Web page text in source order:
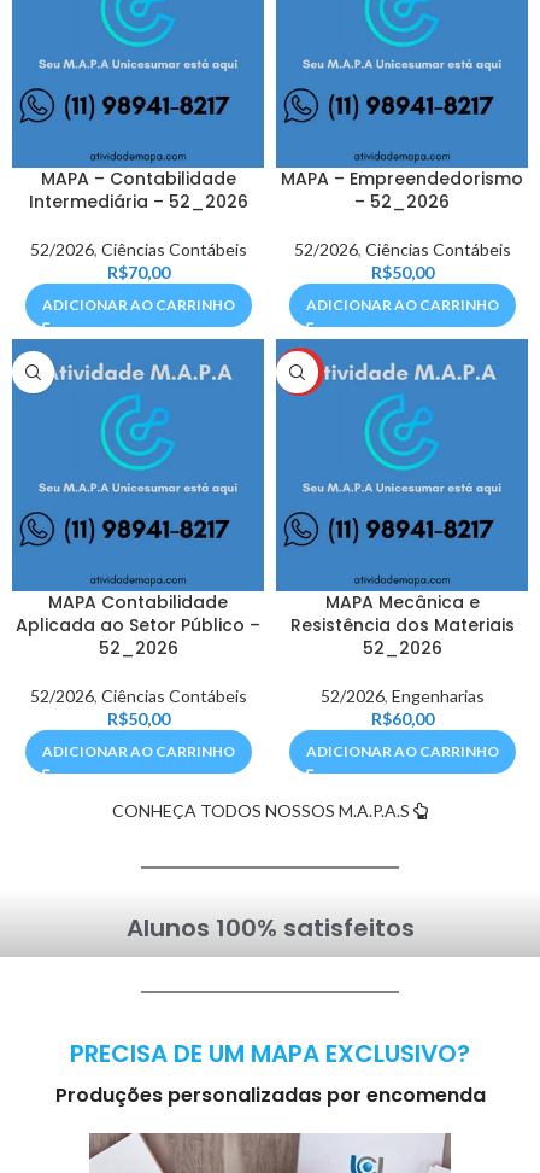
MAPA – Contabilidade
Intermediária – 52_2026
52/2026, Ciências Contábeis
R$70,00
ADICIONAR AO CARRINHO
MAPA – Empreendedorismo
– 52_2026
52/2026, Ciências Contábeis
R$50,00
ADICIONAR AO CARRINHO
MAPA Contabilidade
Aplicada ao Setor Público –
52_2026
52/2026, Ciências Contábeis
R$50,00
ADICIONAR AO CARRINHO
HOT
MAPA Mecânica e
Resistência dos Materiais
52_2026
52/2026, Engenharias
R$60,00
ADICIONAR AO CARRINHO
CONHEÇA TODOS NOSSOS M.A.P.A.S
Alunos 100% satisfeitos
PRECISA DE UM MAPA EXCLUSIVO?
Produções personalizadas por encomenda